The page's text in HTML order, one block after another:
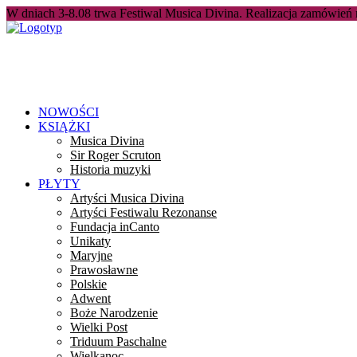
W dniach 3-8.08 trwa Festiwal Musica Divina. Realizacja
NOWOŚCI
KSIĄŻKI
Musica Divina
Sir Roger Scruton
Historia muzyki
PŁYTY
Artyści Musica Divina
Artyści Festiwalu Rezonanse
Fundacja inCanto
Unikaty
Maryjne
Prawosławne
Polskie
Adwent
Boże Narodzenie
Wielki Post
Triduum Paschalne